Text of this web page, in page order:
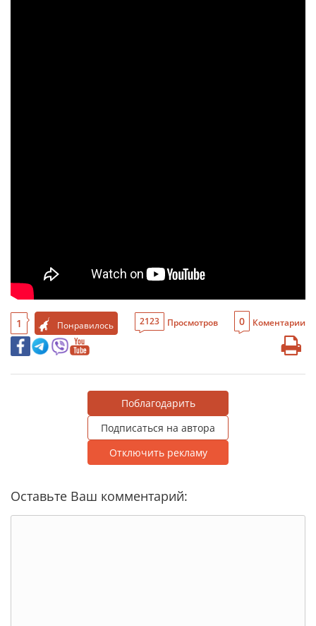
1 Понравилось 2123 Просмотров 0 Коментарии
Поблагодарить
Подписаться на автора
Отключить рекламу
Оставьте Ваш комментарий: